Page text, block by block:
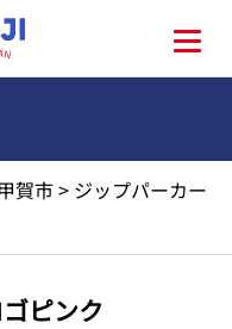
甲賀市> ジップパーカー
ピンク